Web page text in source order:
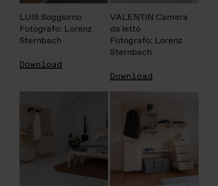
LUIS Soggiorno
Fotografo: Lorenz
Sternbach
Download
VALENTIN Camera
da letto
Fotografo: Lorenz
Sternbach
Download